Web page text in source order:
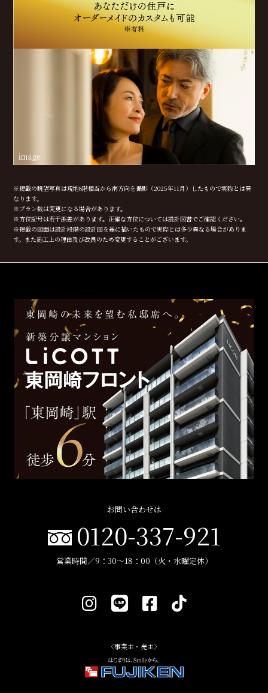
※掲載の眺望写真は現地8階相当から南方向を撮影（2025年11月）したもので実際とは異
なります。
※プラン数は変更になる場合があります。
※方位記号は若干誤差があります。正確な方位については設計図書でご確認ください。
※掲載の図面は設計段階の設計図を基に描いたもので実際とは多少異なる場合がありま
す。また施工上の理由及び改良のため変更することがございます。
お問い合わせは
0120-337-921
営業時間／9：30〜18：00（火・水曜定休）
〈事業主・売主〉